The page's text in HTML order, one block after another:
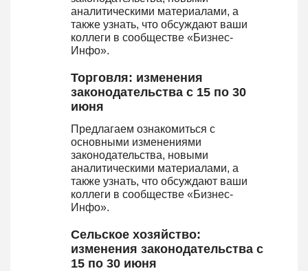
аналитическими материалами, а
также узнать, что обсуждают ваши
коллеги в сообществе «Бизнес-
Инфо».
Торговля: изменения
законодательства с 15 по 30
июня
Предлагаем ознакомиться с
основными изменениями
законодательства, новыми
аналитическими материалами, а
также узнать, что обсуждают ваши
коллеги в сообществе «Бизнес-
Инфо».
Сельское хозяйство:
изменения законодательства с
15 по 30 июня